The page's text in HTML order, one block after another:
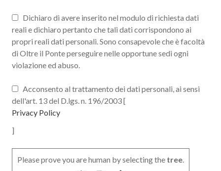
Dichiaro di avere inserito nel modulo di richiesta dati
reali e dichiaro pertanto che tali dati corrispondono ai
propri reali dati personali. Sono consapevole che è facoltà
di Oltre il Ponte perseguire nelle opportune sedi ogni
violazione ed abuso.
Acconsento al trattamento dei dati personali, ai sensi
dell'art. 13 del D.lgs. n. 196/2003 [
Privacy Policy
]
Please prove you are human by selecting the tree.